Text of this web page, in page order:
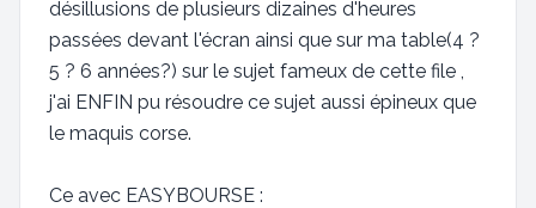
désillusions de plusieurs dizaines d'heures
passées devant l'écran ainsi que sur ma table(4 ?
5 ? 6 années?) sur le sujet fameux de cette file ,
j'ai ENFIN pu résoudre ce sujet aussi épineux que
le maquis corse.
Ce avec EASYBOURSE :